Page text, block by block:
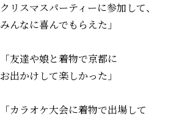
クリスマスパーティーに参加して、
みんなに喜んでもらえた」
「友達や娘と着物で京都に
お出かけして楽しかった」
「カラオケ大会に着物で出場して